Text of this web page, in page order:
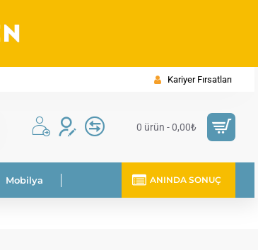
Kariyer Fırsatları
0 ürün - 0,00₺
Mobilya ANINDA SONUÇ